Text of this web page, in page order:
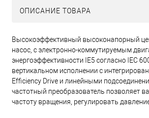
ОПИСАНИЕ ТОВАРА
Высокоэффективный высоконапорный
насос, с электронно-коммутируемым
энергоэффективности IE5 согласно IEC
вертикальном исполнении с
Efficiency Drive и линейными
частотный преобразователь позволяет
частоту вращения, регулировать